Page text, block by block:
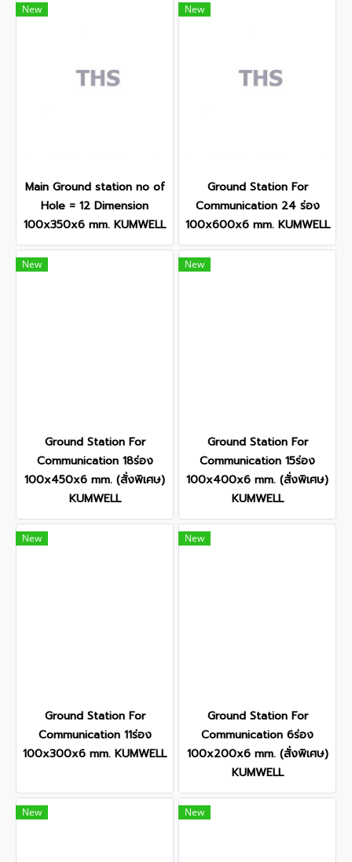
New
Main Ground station no of
Hole = 12 Dimension
100x350x6 mm. KUMWELL
New
Ground Station For
Communication 24 ร่อง
100x600x6 mm. KUMWELL
New
Ground Station For
Communication 18ร่อง
100x450x6 mm. (สั่งพิเศษ)
KUMWELL
New
Ground Station For
Communication 15ร่อง
100x400x6 mm. (สั่งพิเศษ)
KUMWELL
New
Ground Station For
Communication 11ร่อง
100x300x6 mm. KUMWELL
New
Ground Station For
Communication 6ร่อง
100x200x6 mm. (สั่งพิเศษ)
KUMWELL
New New